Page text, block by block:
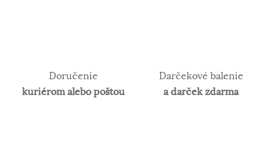
Doručenie
kuriérom alebo poštou
Darčekové balenie
a darček zdarma